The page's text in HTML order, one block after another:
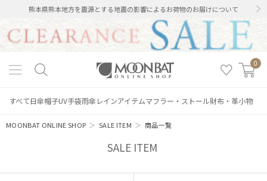
熊本県熊本地方を震源とする地震の影響によるお荷物のお届けについて
0
すべて日傘帽子UV手袋雨傘 レインアイテムマフラー・ストール財布・革小物
MOONBAT ONLINE SHOP ＞SALE ITEM ＞ 商品一覧
SALE ITEM